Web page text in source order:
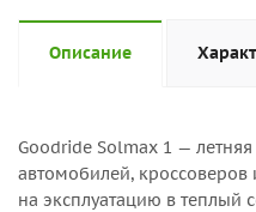
Описание
Goodride Solmax 1 —
автомобилей, кроссоверов
на эксплуатацию в теплый